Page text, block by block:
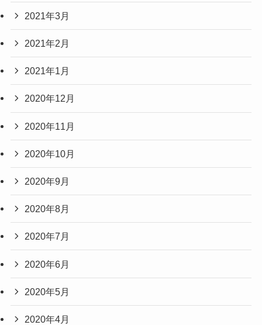
2021年3月
2021年2月
2021年1月
2020年12月
2020年11月
2020年10月
2020年9月
2020年8月
2020年7月
2020年6月
2020年5月
2020年4月